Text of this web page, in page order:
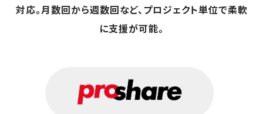
対応。月数回から週数回など、プロジェクト単位で柔軟
に支援が可能。